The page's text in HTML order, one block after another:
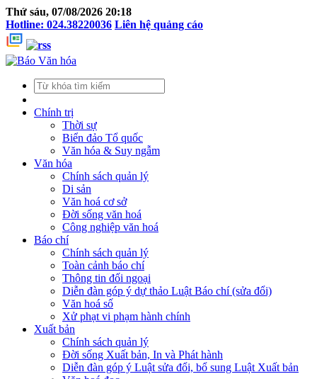
Thứ sáu, 07/08/2026 20:18
Hotline: 024.38220036 Liên hệ quảng cáo
Chính trị
Thời sự
Biển đảo Tổ quốc
Văn hóa & Suy ngẫm
Văn hóa
Chính sách quản lý
Di sản
Văn hoá cơ sở
Đời sống văn hoá
Công nghiệp văn hoá
Báo chí
Chính sách quản lý
Toàn cảnh báo chí
Thông tin đối ngoại
Diễn đàn góp ý dự thảo Luật Báo chí (sửa đổi)
Văn hoá số
Xử phạt vi phạm hành chính
Xuất bản
Chính sách quản lý
Đời sống Xuất bản, In và Phát hành
Diễn đàn góp ý Luật sửa đổi, bổ sung Luật Xuất bản